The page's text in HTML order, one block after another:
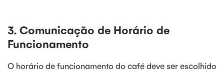
3. Comunicação de Horário de
Funcionamento
O horário de funcionamento do café deve ser escolhido